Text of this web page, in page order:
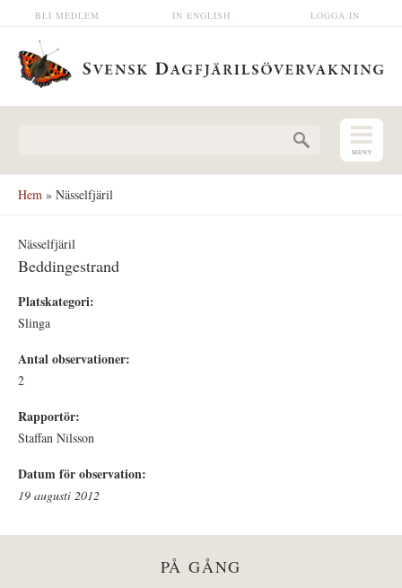
Hoppa till huvudinnehåll LOGGA IN
IN ENGLISH
BLI MEDLEM
Hem » Nässelfjäril
Nässelfjäril
Beddingestrand
Platskategori:
Slinga
Antal observationer:
2
Rapportör:
Staffan Nilsson
Datum för observation:
19 augusti 2012
PÅ GÅNG